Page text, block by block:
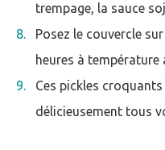
trempage, la sauce
Posez le couvercle
heures à température
Ces pickles
délicieusement tous